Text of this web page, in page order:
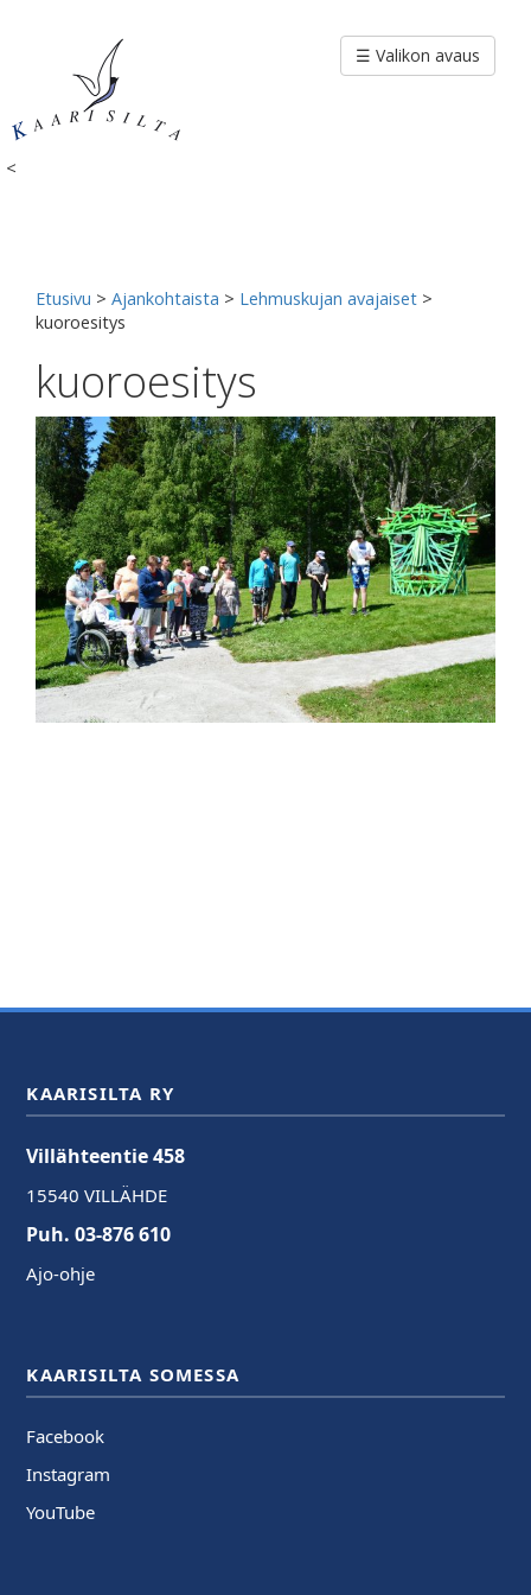
<
☰ Valikon avaus
Etusivu > Ajankohtaista > Lehmuskujan avajaiset >
kuoroesitys
kuoroesitys
KAARISILTA RY
Villähteentie 458
15540 VILLÄHDE
Puh. 03-876 610
Ajo-ohje
KAARISILTA SOMESSA
Facebook
Instagram
YouTube